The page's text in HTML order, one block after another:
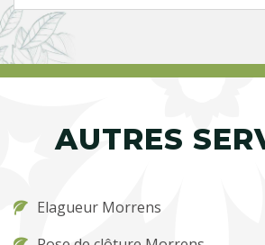
AUTRES
Elagueur Morrens